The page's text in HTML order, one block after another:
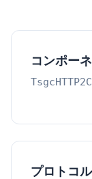
コンポー
プロトコル